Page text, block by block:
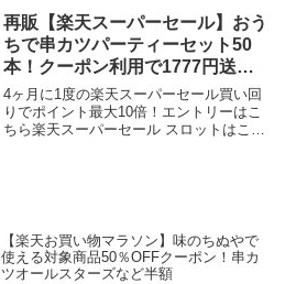
プリの抽選でプレモルが当たった方は参
加してみてね。プレモ...
再販【楽天スーパーセール】おう
ちで串カツパーティーセット50
本！クーポン利用で1777円送料
無料
4ヶ月に1度の楽天スーパーセール買い回
りでポイント最大10倍！エントリーはこ
ちら楽天スーパーセール スロットはこち
【楽天お買い物マラソン】味のちぬやで
使える対象商品50％OFFクーポン！串カ
ツオールスターズなど半額